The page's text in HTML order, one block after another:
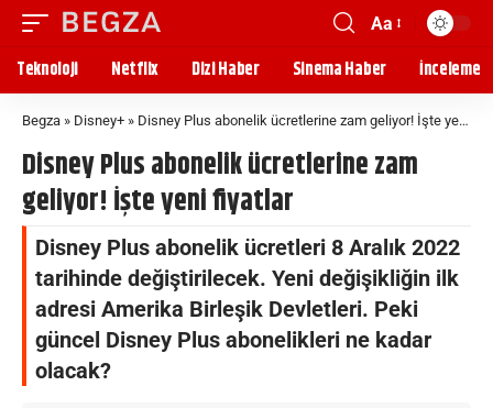
Aa
Teknoloji Netflix Dizi Haber Sinema Haber İnceleme
Begza » Disney+ » Disney Plus abonelik ücretlerine zam geliyor! İşte yeni fiyatlar
Disney Plus abonelik ücretlerine zam
geliyor! İşte yeni fiyatlar
Disney Plus abonelik ücretleri 8 Aralık 2022
tarihinde değiştirilecek. Yeni değişikliğin ilk
adresi Amerika Birleşik Devletleri. Peki
güncel Disney Plus abonelikleri ne kadar
olacak?